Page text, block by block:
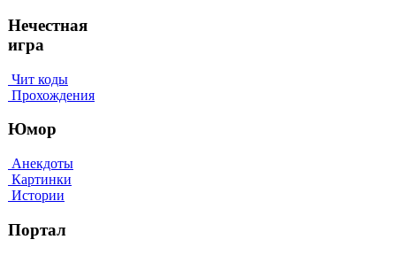
Нечестная
игра
Чит коды
Прохождения
Юмор
Анекдоты
Картинки
Истории
Портал